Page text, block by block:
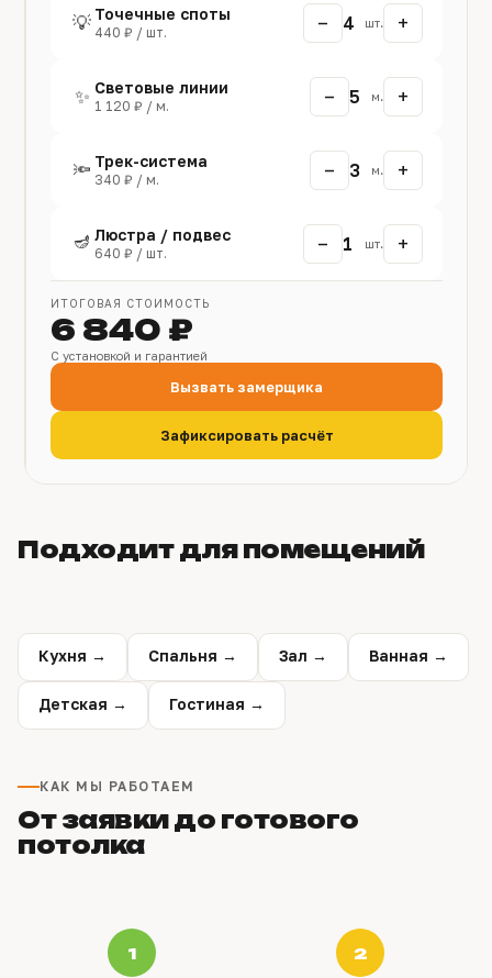
💡 Точечные споты
440 ₽ / шт. − 4 шт. +
✨ Световые линии
1 120 ₽ / м. − 5 м. +
🔦 Трек-система
340 ₽ / м. − 3 м. +
🪔 Люстра / подвес
640 ₽ / шт. − 1 шт. +
ИТОГОВАЯ СТОИМОСТЬ
6 840 ₽
С установкой и гарантией
Вызвать замерщика
Зафиксировать расчёт
Подходит для помещений
Кухня → Спальня → Зал → Ванная →
Детская → Гостиная →
КАК МЫ РАБОТАЕМ
От заявки до готового
потолка
1 2